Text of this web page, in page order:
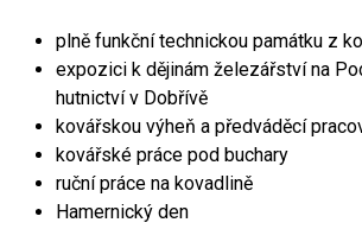
plně funkční technickou památku z
expozici k dějinám železářství na
hutnictví v Dobřívě
kovářskou výheň a předváděcí
kovářské práce pod buchary
ruční práce na kovadlině
Hamernický den